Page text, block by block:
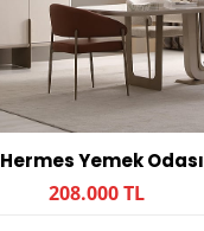
Hermes Yemek Odası
208.000 TL